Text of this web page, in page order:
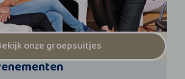
onze groepsuitjes